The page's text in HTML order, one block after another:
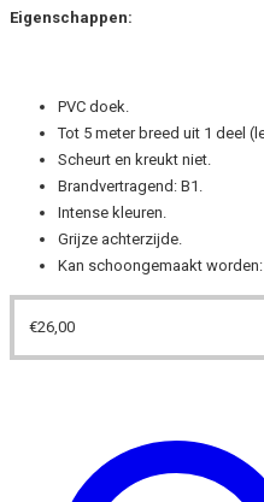
Eigenschappen:
PVC doek.
Tot 5 meter breed uit 1 deel
Scheurt en kreukt niet.
Brandvertragend: B1.
Intense kleuren.
Grijze achterzijde.
Kan schoongemaakt
€26,00